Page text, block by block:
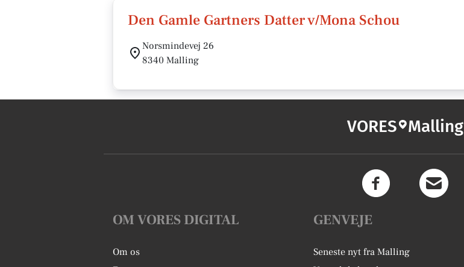
Den Gamle Gartners Datter v/Mona Schou
Norsmindevej 26
8340 Malling
VORES Malling
OM VORES DIGITAL
Om os
GENVEJE
Seneste nyt fra Malling